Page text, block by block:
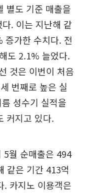
별도 기준 매출을
. 이는 지난해 같
가한 수치다. 전
도 2.1% 늘었다.
것은 이번이 처음
번째로 높은 실
성수기 실적을
커지고 있다.
5월 순매출은 494
같은 기간 413억
카지노 이용객은